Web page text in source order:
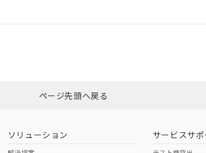
（日本
（アメリカ
ページ先頭へ戻る
ソリューション サービスサポ